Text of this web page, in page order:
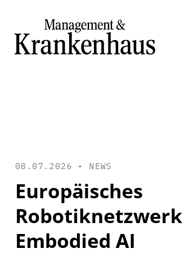
08.07.2026 • NEWS
Europäisches
Embodied AI